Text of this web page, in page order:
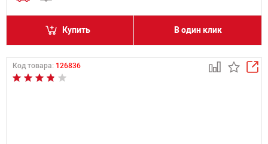
Купить В один клик
Код товара: 126836